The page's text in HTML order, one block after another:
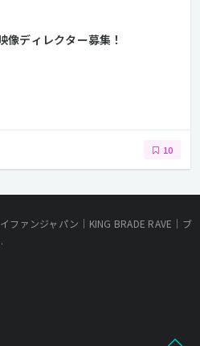
ディレクター募集！
10
ファンジャパン｜KING BRADE RAVE｜ブ